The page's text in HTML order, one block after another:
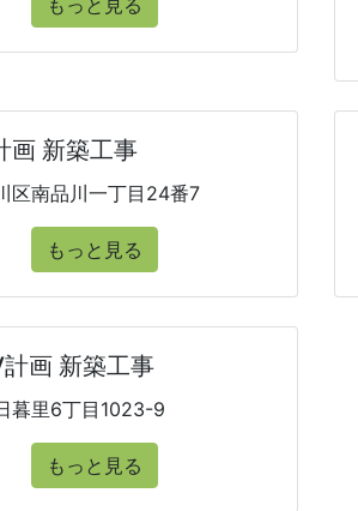
もっと見る
画 新築工事
区南品川一丁目24番7
もっと見る
画 新築工事
暮里6丁目1023-9
もっと見る